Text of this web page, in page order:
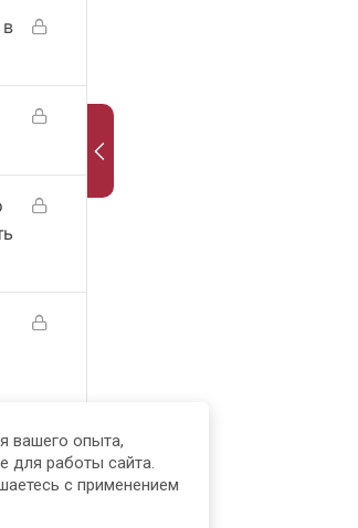
вашего опыта,
для работы сайта.
с применением